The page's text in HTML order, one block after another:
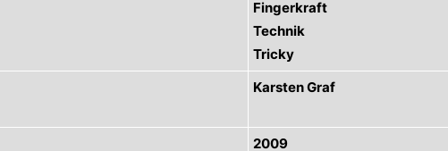
Fingerkraft
Technik
Tricky
Karsten Graf
2009